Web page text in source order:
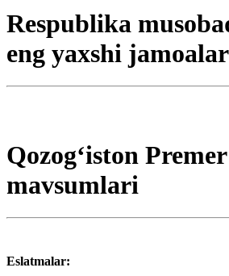
Respublika
eng yaxshi jamoalar
Qozogʻiston
mavsumlari
Eslatmalar: